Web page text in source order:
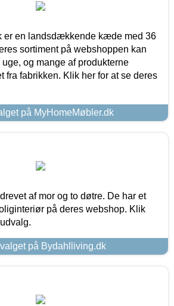
er en landsdækkende kæde med 36
sortiment på webshoppen kan
uge, og mange af produkterne
fra fabrikken. Klik her for at se deres
på MyHomeMøbler.dk
af mor og to døtre. De har et
på deres webshop. Klik
på Bydahlliving.dk